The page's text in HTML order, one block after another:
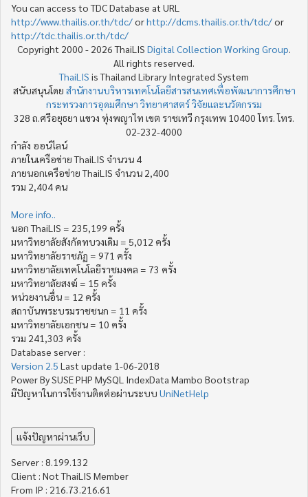
You can access to TDC Database at URL
http://www.thailis.or.th/tdc/orhttp://dcms.thailis.or.th/tdc/or
http://tdc.thailis.or.th/tdc/
Copyright 2000 - 2026 ThaiLIS Digital Collection Working Group
All rights reserved.
ThaiLIS is Thailand Library Integrated System
สนับสนุนโดย สำนักงานบริหารเทคโนโลยีสารสนเทศเพื่อพัฒนาการศึกษา
กระทรวงการอุดมศึกษา วิทยาศาสตร์ วิจัยและนวัตกรรม
328 ถ.ศรีอยุธยา แขวง ทุ่งพญาไท เขต ราชเทวี กรุงเทพ 10400 โทร. โทร.
02-232-4000
กำลัง ออน์ไลน์
ภายในเครือข่าย ThaiLIS จำนวน 4
ภายนอกเครือข่าย ThaiLIS จำนวน 2,400
รวม 2,404 คน
More info..
นอก ThaiLIS = 235,199 ครั้ง
มหาวิทยาลัยสังกัดทบวงเดิม = 5,012 ครั้ง
มหาวิทยาลัยราชภัฏ = 971 ครั้ง
มหาวิทยาลัยเทคโนโลยีราชมงคล = 73 ครั้ง
มหาวิทยาลัยสงฆ์ = 15 ครั้ง
หน่วยงานอื่น = 12 ครั้ง
สถาบันพระบรมราชชนก = 11 ครั้ง
มหาวิทยาลัยเอกชน = 10 ครั้ง
รวม 241,303 ครั้ง
Database server :
Version 2.5 Last update 1-06-2018
Power By SUSE PHP MySQL IndexData Mambo Bootstrap
มีปัญหาในการใช้งานติดต่อผ่านระบบ UniNetHelp
Server : 8.199.132
Client : Not ThaiLIS Member
From IP : 216.73.216.61